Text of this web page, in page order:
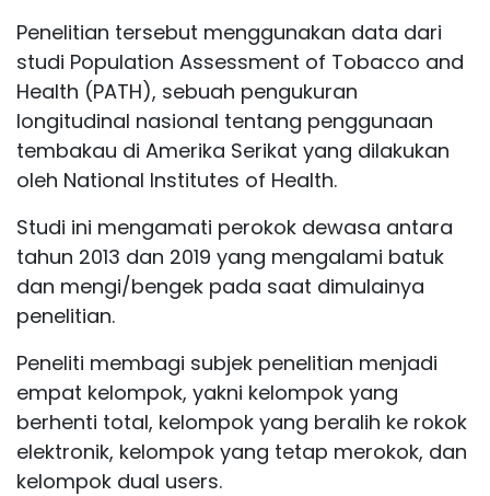
Penelitian tersebut menggunakan data dari
studi Population Assessment of Tobacco and
Health (PATH), sebuah pengukuran
longitudinal nasional tentang penggunaan
tembakau di Amerika Serikat yang dilakukan
oleh National Institutes of Health.
Studi ini mengamati perokok dewasa antara
tahun 2013 dan 2019 yang mengalami batuk
dan mengi/bengek pada saat dimulainya
penelitian.
Peneliti membagi subjek penelitian menjadi
empat kelompok, yakni kelompok yang
berhenti total, kelompok yang beralih ke rokok
elektronik, kelompok yang tetap merokok, dan
kelompok dual users.